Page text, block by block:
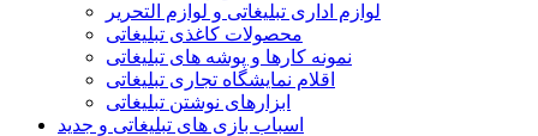
لوازم اداری تبلیغاتی و لوازم التحریر
محصولات کاغذی تبلیغاتی
نمونه کارها و پوشه های تبلیغاتی
اقلام نمایشگاه تجاری تبلیغاتی
ابزارهای نوشتن تبلیغاتی
اسباب بازی های تبلیغاتی و جدید